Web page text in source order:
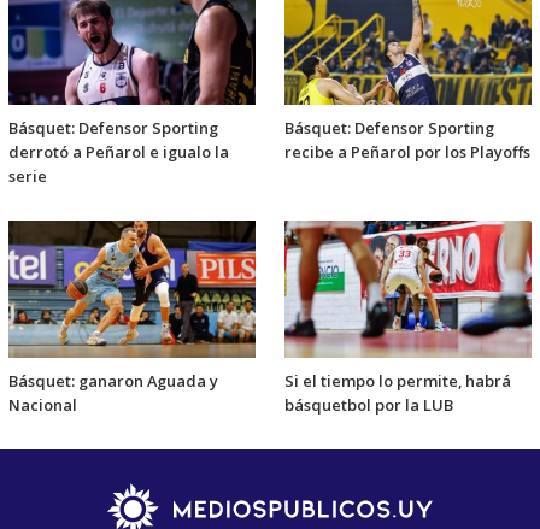
Básquet: Defensor Sporting
derrotó a Peñarol e igualo la
serie
Básquet: Defensor Sporting
recibe a Peñarol por los Playoffs
Básquet: ganaron Aguada y
Nacional
Si el tiempo lo permite, habrá
básquetbol por la LUB